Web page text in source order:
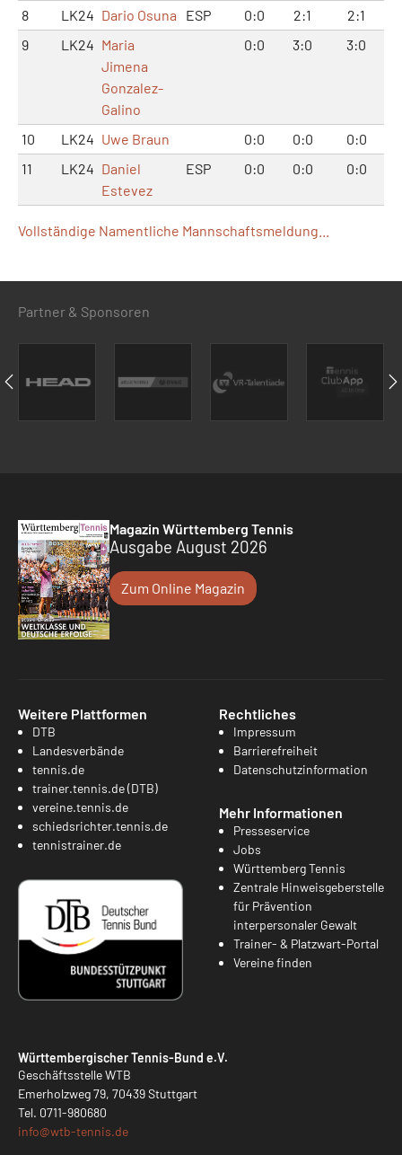
8 LK24 Dario Osuna ESP 0:0 2:1
2:1
9
LK24 Maria
Jimena
Gonzalez-
Galino
0:0 3:0 3:0
10 LK24 Uwe Braun 0:0 0:0
0:0
11
LK24 Daniel
Estevez
ESP 0:0 0:0 0:0
Vollständige Namentliche Mannschaftsmeldung...
Partner & Sponsoren
Magazin Württemberg Tennis
Ausgabe August 2026
Zum Online Magazin
Weitere Plattformen
DTB
Landesverbände
tennis.de
trainer.tennis.de (DTB)
vereine.tennis.de
schiedsrichter.tennis.de
tennistrainer.de
Rechtliches
Impressum
Barrierefreiheit
Datenschutzinformation
Mehr Informationen
Presseservice
Jobs
Württemberg Tennis
Zentrale Hinweisgeberstelle
für Prävention
interpersonaler Gewalt
Trainer- & Platzwart-Portal
Vereine finden
Württembergischer Tennis-Bund e.V.
Geschäftsstelle WTB
Emerholzweg 79, 70439 Stuttgart
Tel. 0711-980680
info@wtb-tennis.de